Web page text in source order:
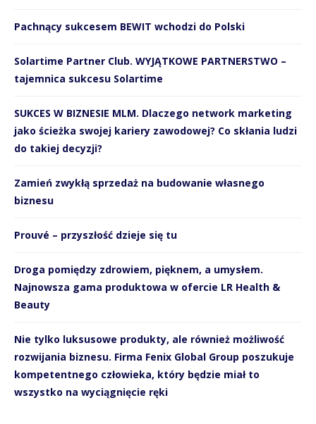
Pachnący sukcesem BEWIT wchodzi do Polski
Solartime Partner Club. WYJĄTKOWE PARTNERSTWO –
tajemnica sukcesu Solartime
SUKCES W BIZNESIE MLM. Dlaczego network marketing
jako ścieżka swojej kariery zawodowej? Co skłania ludzi
do takiej decyzji?
Zamień zwykłą sprzedaż na budowanie własnego
biznesu
Prouvé – przyszłość dzieje się tu
Droga pomiędzy zdrowiem, pięknem, a umysłem.
Najnowsza gama produktowa w ofercie LR Health &
Beauty
Nie tylko luksusowe produkty, ale również możliwość
rozwijania biznesu. Firma Fenix Global Group poszukuje
kompetentnego człowieka, który będzie miał to
wszystko na wyciągnięcie ręki